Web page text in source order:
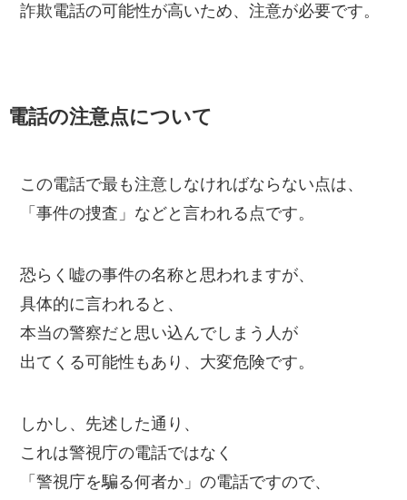
詐欺電話の可能性が高いため、注意が必要です。
電話の注意点について
この電話で最も注意しなければならない点は、
「事件の捜査」などと言われる点です。
恐らく嘘の事件の名称と思われますが、
具体的に言われると、
本当の警察だと思い込んでしまう人が
出てくる可能性もあり、大変危険です。
しかし、先述した通り、
これは警視庁の電話ではなく
「警視庁を騙る何者か」の電話ですので、